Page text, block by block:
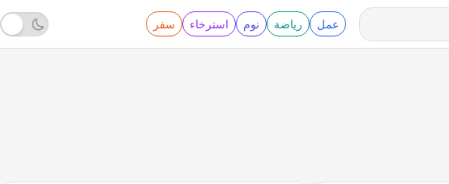
عمل رياضة نوم استرخاء سفر